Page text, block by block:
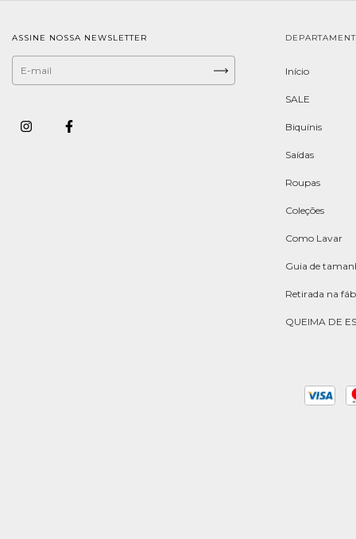
ASSINE NOSSA NEWSLETTER
Início
SALE
Biquínis
Saídas
Roupas
Coleções
Como Lavar
Guia de
Retirada na
QUEIMA DE